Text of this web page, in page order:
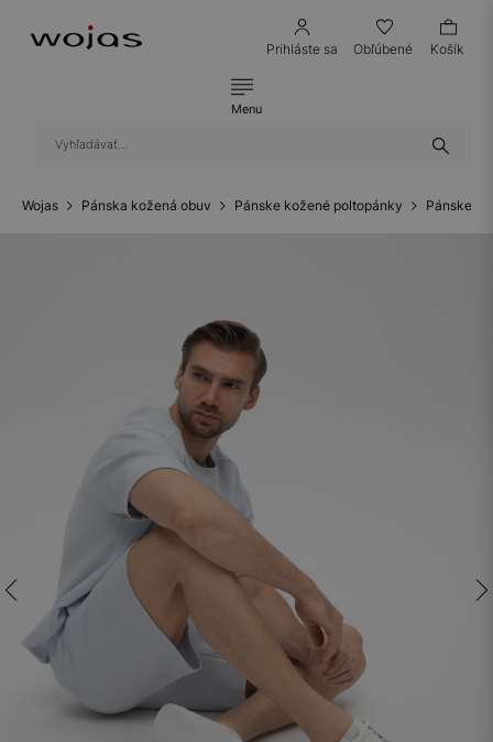
Prihláste sa Obľúbené Košík
Menu
Wojas Pánska kožená obuv Pánske kožené poltopánky Pánske